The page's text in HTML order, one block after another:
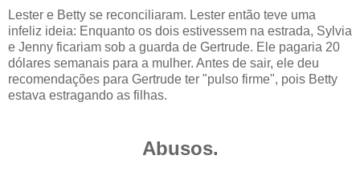
Lester e Betty se reconciliaram. Lester então teve uma
infeliz ideia: Enquanto os dois estivessem na estrada, Sylvia
e Jenny ficariam sob a guarda de Gertrude. Ele pagaria 20
dólares semanais para a mulher. Antes de sair, ele deu
recomendações para Gertrude ter "pulso firme", pois Betty
estava estragando as filhas.
Abusos.